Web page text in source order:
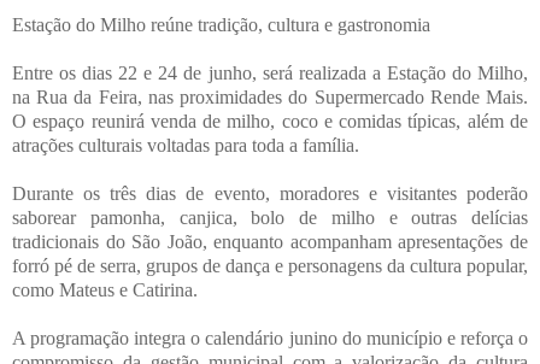
Estação do Milho reúne tradição, cultura e gastronomia
Entre os dias 22 e 24 de junho, será realizada a Estação do Milho,
na Rua da Feira, nas proximidades do Supermercado Rende Mais.
O espaço reunirá venda de milho, coco e comidas típicas, além de
atrações culturais voltadas para toda a família.
Durante os três dias de evento, moradores e visitantes poderão
saborear pamonha, canjica, bolo de milho e outras delícias
tradicionais do São João, enquanto acompanham apresentações de
forró pé de serra, grupos de dança e personagens da cultura popular,
como Mateus e Catirina.
A programação integra o calendário junino do município e reforça o